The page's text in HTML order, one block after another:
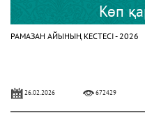
Көп
РАМАЗАН АЙЫНЫҢ КЕСТЕСІ - 2026
26.02.2026 672429